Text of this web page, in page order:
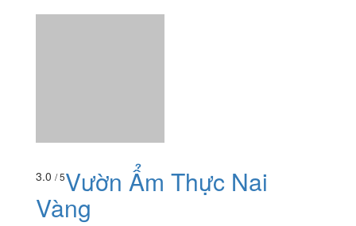
3.0 / 5Vườn Ẩm Thực Nai
Vàng